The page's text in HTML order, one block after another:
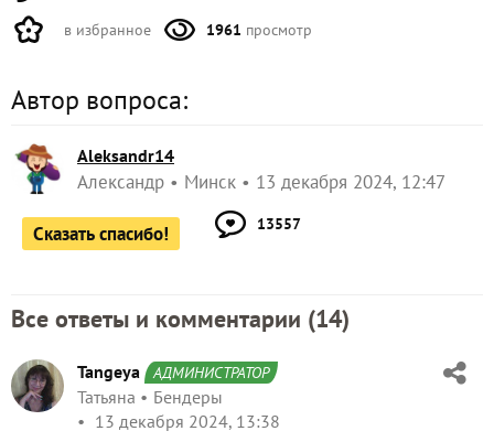
в избранное 1961 просмотр
Автор вопроса:
Aleksandr14
Александр Минск 13 декабря 2024, 12:47
Сказать спасибо! 13557
Все ответы и комментарии (14)
Tangeya АДМИНИСТРАТОР
Татьяна
Бендеры
13 декабря 2024, 13:38